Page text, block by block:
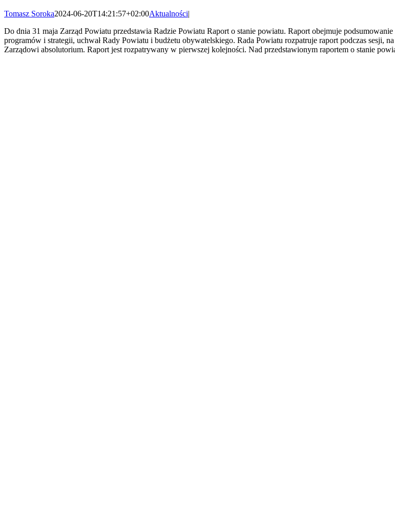
Tomasz Soroka2024-06-20T14:21:57+02:00Aktualności|
Do dnia 31 maja Zarząd Powiatu przedstawia Radzie Powiatu Raport o stanie powiatu. Raport obejmuje
programów i strategii, uchwał Rady Powiatu i budżetu obywatelskiego. Rada Powiatu rozpatruje raport podczas sesji,
Zarządowi absolutorium. Raport jest rozpatrywany w pierwszej kolejności. Nad przedstawionym raportem o stanie